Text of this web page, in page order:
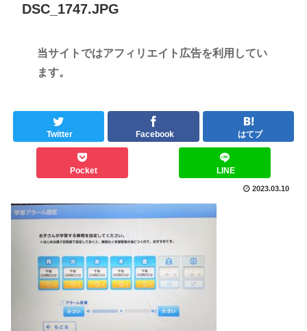
DSC_1747.JPG
当サイトではアフィリエイト広告を利用してい
ます。
Twitter Facebook はてブ
Pocket LINE
2023.03.10